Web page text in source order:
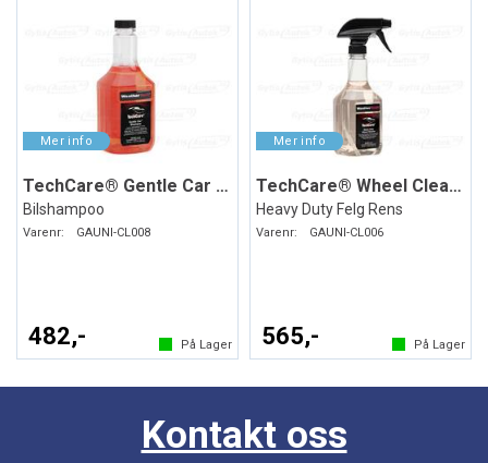
TechCare® Gentle Car Shampoo
Bilshampoo
Varenr: GAUNI-CL008
482,- På Lager
TechCare® Wheel Cleaner
Heavy Duty Felg Rens
Varenr: GAUNI-CL006
565,- På Lager
Kontakt oss